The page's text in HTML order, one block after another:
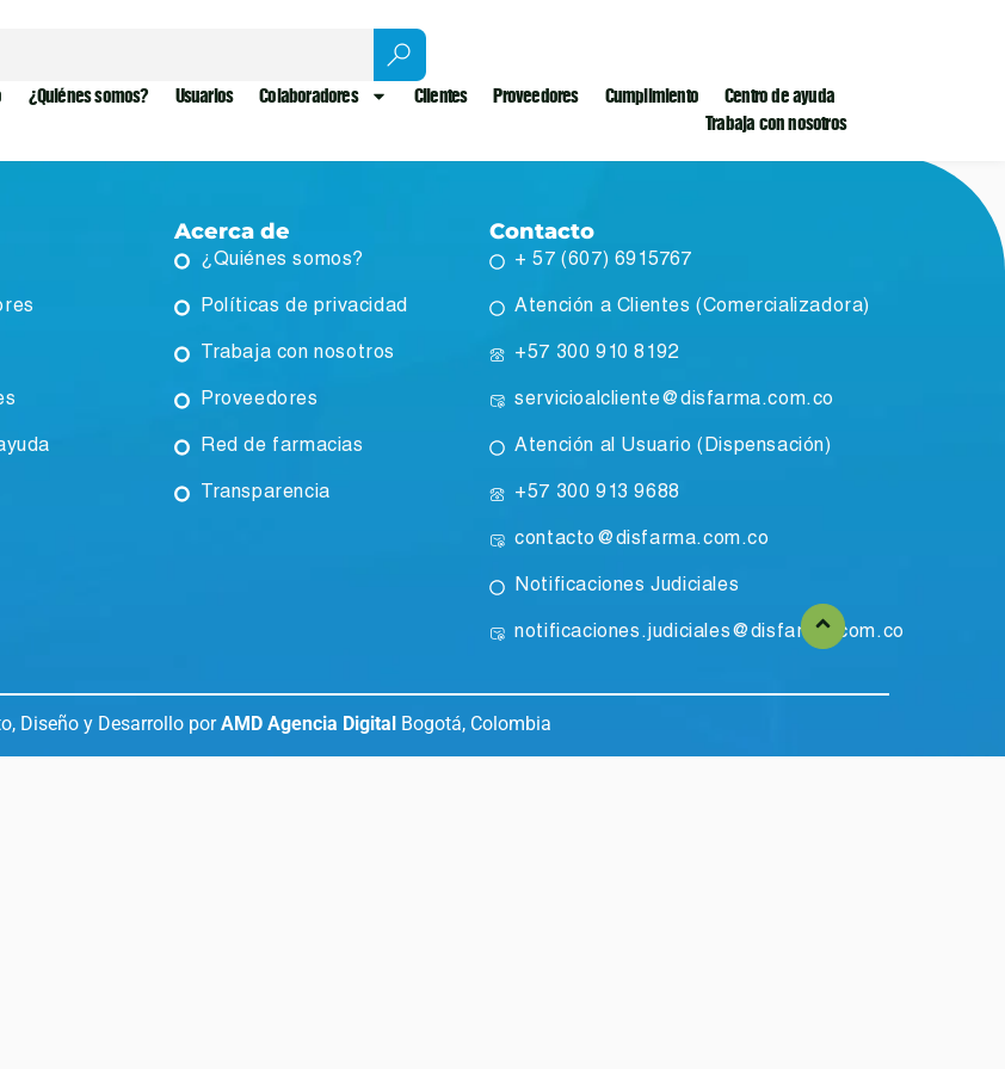
¿Quiénes somos? Usuarios Colaboradores Clientes Proveedores Cumplimiento
Centro de ayuda
Trabaja con nosotros
Acerca de
¿Quiénes somos?
Políticas de privacidad
Trabaja con nosotros
Proveedores
Red de farmacias
Transparencia
Contacto
+ 57 (607) 6915767
Atención a Clientes (Comercializadora)
+57 300 910 8192
servicioalcliente@disfarma.com.co
Atención al Usuario (Dispensación)
+57 300 913 9688
contacto@disfarma.com.co
Notificaciones Judiciales
notificaciones.judiciales@disfarma.com.co
Diseño y Desarrollo porAMD Agencia Digital Bogotá, Colombia